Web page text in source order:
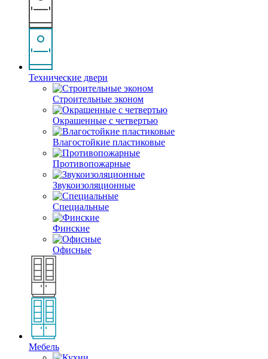
Технические двери
Строительные эконом
Окрашенные с четвертью
Влагостойкие пластиковые
Противопожарные
Звукоизоляционные
Специальные
Финские
Офисные
Мебель